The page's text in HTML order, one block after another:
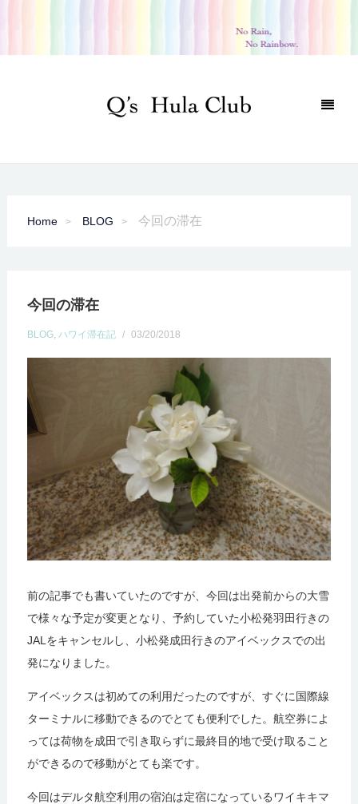
Home BLOG 今回の滞在
今回の滞在
BLOG, ハワイ滞在記 / 03/20/2018
前の記事でも書いていたのですが、今回は出発前からの大雪
で様々な予定が変更となり、予約していた小松発羽田行きの
JALをキャンセルし、小松発成田行きのアイベックスでの出
発になりました。
アイベックスは初めての利用だったのですが、すぐに国際線
ターミナルに移動できるのでとても便利でした。航空券によ
っては荷物を成田で引き取らずに最終目的地で受け取ること
ができるので移動がとても楽です。
今回はデルタ航空利用の宿泊は定宿になっているワイキキマ